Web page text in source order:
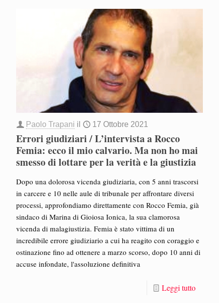
Paolo Trapani il 17 Ottobre 2021
Errori giudiziari / L’intervista a Rocco
Femia: ecco il mio calvario. Ma non ho mai
smesso di lottare per la verità e la giustizia
Dopo una dolorosa vicenda giudiziaria, con 5 anni trascorsi
in carcere e 10 nelle aule di tribunale per affrontare diversi
processi, approfondiamo direttamente con Rocco Femia, già
sindaco di Marina di Gioiosa Ionica, la sua clamorosa
vicenda di malagiustizia. Femia è stato vittima di un
incredibile errore giudiziario a cui ha reagito con coraggio e
ostinazione fino ad ottenere a marzo scorso, dopo 10 anni di
accuse infondate, l'assoluzione definitiva
Leggi tutto